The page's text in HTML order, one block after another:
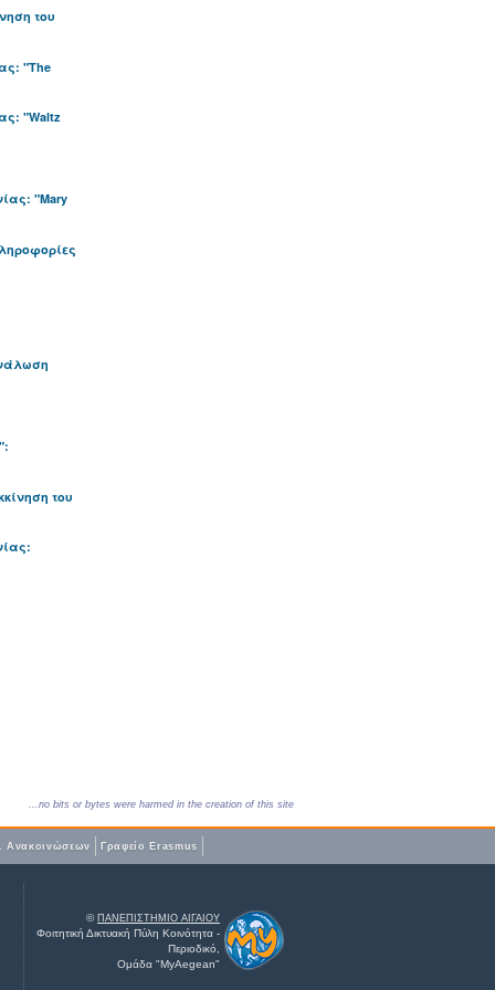
του
"The
"Waltz
"Mary
του
...no bits or bytes were harmed in the creation of this site
Ανακοινώσεων Γραφείο Erasmus
© ΠΑΝΕΠΙΣΤΗΜΙΟ ΑΙΓΑΙΟΥ
Φοιτητική Δικτυακή Πύλη Κοινότητα -
Περιοδικό,
Ομάδα "MyAegean"